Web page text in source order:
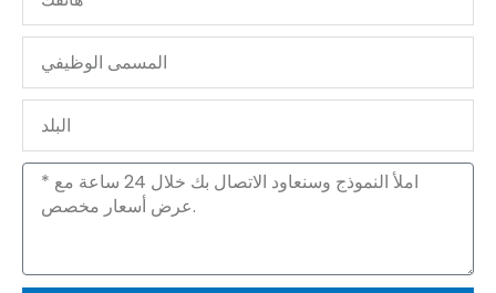
المسمى
الوظيفي
الرسالة